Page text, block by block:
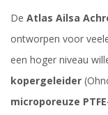
De Atlas Ailsa
ontworpen voor
een hoger niveau
kopergeleider
microporeuze